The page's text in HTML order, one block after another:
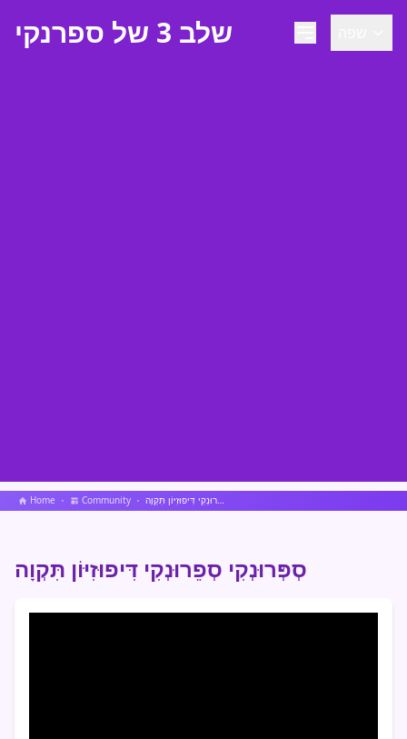
שלב 3 של ספרנקי
Home Community סְפְּרוּנְקִי סְפֵרוּנְקִי דִּיפוּזִיּוֹן תִּקְוָה
סְפְּרוּנְקִי סְפֵרוּנְקִי דִּיפוּזִיּוֹן תִּקְוָה